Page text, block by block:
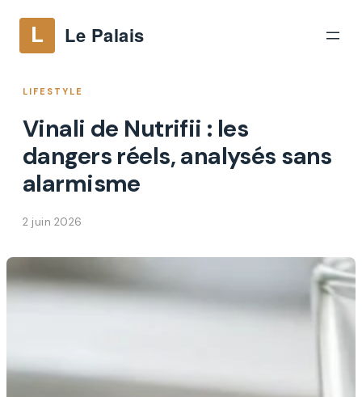
LIFESTYLE
Vinali de Nutrifii : les
dangers réels, analysés sans
alarmisme
2 juin 2026